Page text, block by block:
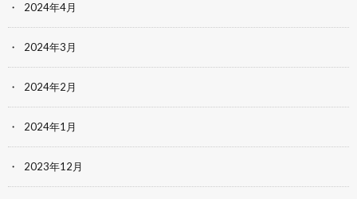
2024年4月
2024年3月
2024年2月
2024年1月
2023年12月